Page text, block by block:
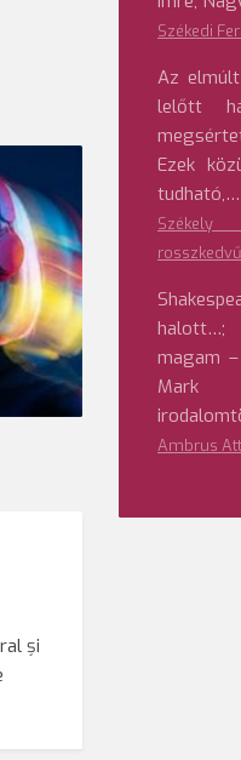
și
Székedi
Az
lelőtt
Ezek
tudható,…
Székely
magam
Mark
Ambrus